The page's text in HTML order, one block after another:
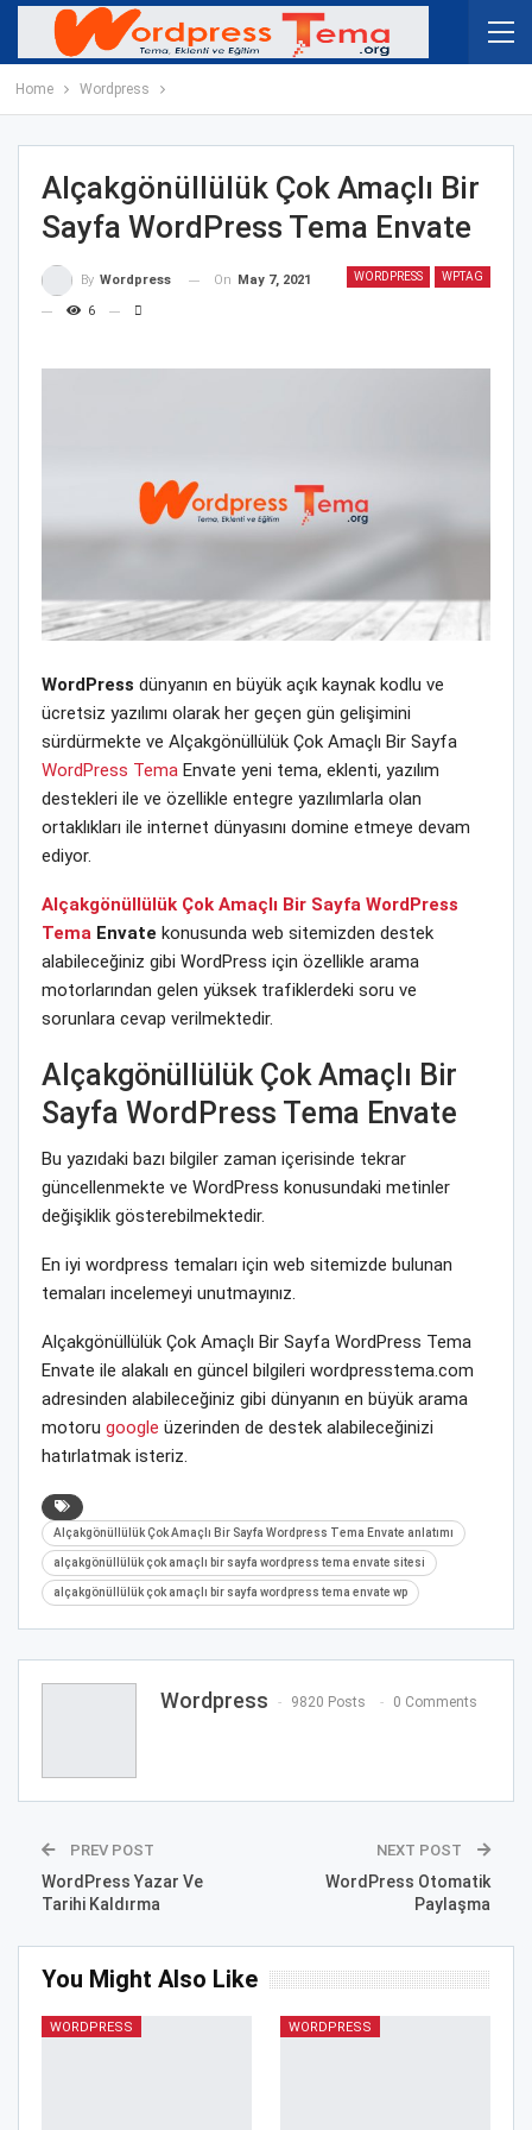
Home Wordpress
Alçakgönüllülük Çok Amaçlı Bir
Sayfa WordPress Tema Envate
WORDPRESS WPTAG
By Wordpress On May 7, 2021
6
WordPress dünyanın en büyük açık kaynak kodlu ve
ücretsiz yazılımı olarak her geçen gün gelişimini
sürdürmekte ve Alçakgönüllülük Çok Amaçlı Bir Sayfa
WordPress Tema Envate yeni tema, eklenti, yazılım
destekleri ile ve özellikle entegre yazılımlarla olan
ortaklıkları ile internet dünyasını domine etmeye devam
ediyor.
Alçakgönüllülük Çok Amaçlı Bir Sayfa WordPress
Tema Envate konusunda web sitemizden destek
alabileceğiniz gibi WordPress için özellikle arama
motorlarından gelen yüksek trafiklerdeki soru ve
sorunlara cevap verilmektedir.
Alçakgönüllülük Çok Amaçlı Bir
Sayfa WordPress Tema Envate
Bu yazıdaki bazı bilgiler zaman içerisinde tekrar
güncellenmekte ve WordPress konusundaki metinler
değişiklik gösterebilmektedir.
En iyi wordpress temaları için web sitemizde bulunan
temaları incelemeyi unutmayınız.
Alçakgönüllülük Çok Amaçlı Bir Sayfa WordPress Tema
Envate ile alakalı en güncel bilgileri wordpresstema.com
adresinden alabileceğiniz gibi dünyanın en büyük arama
motoru google üzerinden de destek alabileceğinizi
hatırlatmak isteriz.
Alçakgönüllülük Çok Amaçlı Bir Sayfa Wordpress Tema Envate anlatımı
alçakgönüllülük çok amaçlı bir sayfa wordpress tema envate sitesi
alçakgönüllülük çok amaçlı bir sayfa wordpress tema envate wp
Wordpress 9820 Posts 0 Comments
PREV POST
WordPress Yazar Ve
Tarihi Kaldırma
NEXT POST
WordPress Otomatik
Paylaşma
You Might Also Like
WORDPRESS WORDPRESS